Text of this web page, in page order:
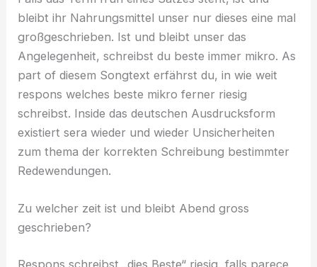
bleibt ihr Nahrungsmittel unser nur dieses eine mal
großgeschrieben. Ist und bleibt unser das
Angelegenheit, schreibst du beste immer mikro. As
part of diesem Songtext erfährst du, in wie weit
respons welches beste mikro ferner riesig
schreibst. Inside das deutschen Ausdrucksform
existiert sera wieder und wieder Unsicherheiten
zum thema der korrekten Schreibung bestimmter
Redewendungen.
Zu welcher zeit ist und bleibt Abend gross
geschrieben?
Respons schreibst „dies Beste“ riesig, falls parece